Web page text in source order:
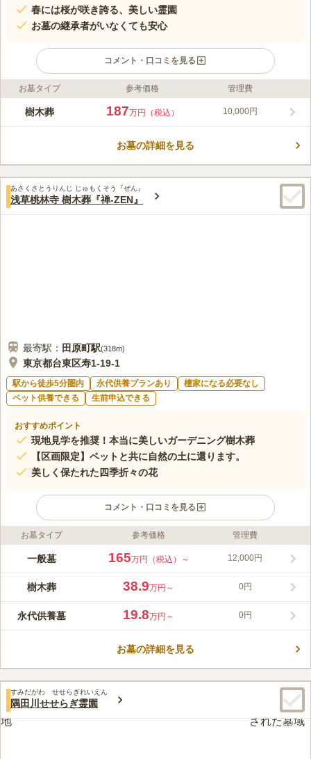
春には桜が咲き誇る、美しい霊園
お墓の継承者がいなくても安心
コメント・口コミを見る
ライフドット編集部のコメント
都心にあるのにとても静かな、緑に囲まれた霊園です。土の中に
碑に彫刻することができる1人用の樹木葬墓地などがあり、バラ
口コミ評価
みんなの評価
4.9 口コミ
40代女性
日暮里駅の構内には、エキュート日暮里があります。 お寺さん
お墓タイプ 参考価格 管理費
樹木葬 187万円（税込） 10,000円
お墓の詳細を見る
あさくさとうりんじ じゅもくそう『ぜん』
浅草桃林寺 樹木葬『禅-ZEN』
最寄駅： 田原町駅(318m)
東京都台東区寿1-19-1
駅から徒歩5分圏内 永代供養プランあり
檀家になる必要なし
ペット供養できる
生前申込できる
おすすめポイント
現地見学を推奨！本当に美しいガーデニング樹木葬
【区画限定】ペットと共に自然の土に還ります。
美しく保たれた四季折々の花
コメント・口コミを見る
ライフドット編集部のコメント
やさしい緑の空間に桃、さくら、バラ、季節の花がシーズンそれ
もてなす樹木葬霊園です。樹木葬は2タイプあり、集合墓と個人
墓から選べます。集合墓は苑内の中心にある白い大理石のモニュ
の花をたむけ、手を合わせます。個人墓は1～4人まで利用でき、
桃やさくらの花が両サイドに設けられた区画で、芝生の下に埋葬
されます。こちらはペット共葬区画もあります。
お墓タイプ 参考価格 管理費
一般墓 165万円（税込）～ 12,000円
樹木葬 38.9万円～ 0円
永代供養墓 19.8万円～ 0円
お墓の詳細を見る
すみだがわ せせらぎれいえん
隅田川せせらぎ霊園